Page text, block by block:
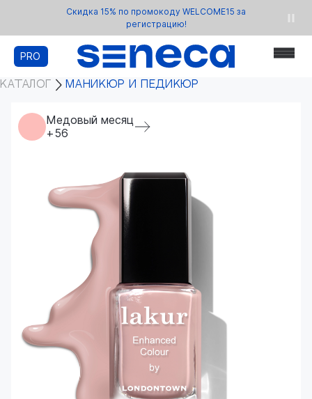
Скидка 15% по промокоду WELCOME15 за
регистрацию!
PRO
КАТАЛОГ МАНИКЮР И ПЕДИКЮР
Медовый месяц
+56